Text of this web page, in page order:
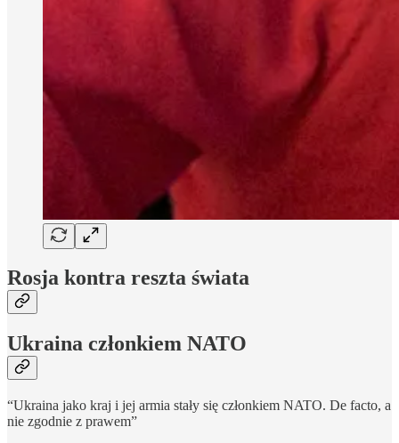
Rosja kontra reszta świata
Ukraina członkiem NATO
“Ukraina jako kraj i jej armia stały się członkiem NATO. De facto, a
nie zgodnie z prawem”